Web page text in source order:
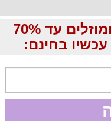
קבלו מבצעים לוהטים ומוזלים עד 70%
בחינם: